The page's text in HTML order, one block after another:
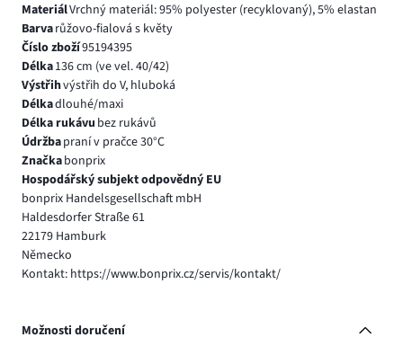
MateriálVrchný materiál: 95% polyester (recyklovaný), 5% elastan
Barvarůžovo-fialová s květy
Číslo zboží95194395
Délka136 cm (ve vel. 40/42)
Výstřihvýstřih do V, hluboká
Délkadlouhé/maxi
Délka rukávu bez rukávů
Údržbapraní v pračce 30°C
Značkabonprix
Hospodářský subjekt odpovědný EU
bonprix Handelsgesellschaft mbH
Haldesdorfer Straße 61
22179 Hamburk
Německo
Kontakt: https://www.bonprix.cz/servis/kontakt/
Možnosti doručení